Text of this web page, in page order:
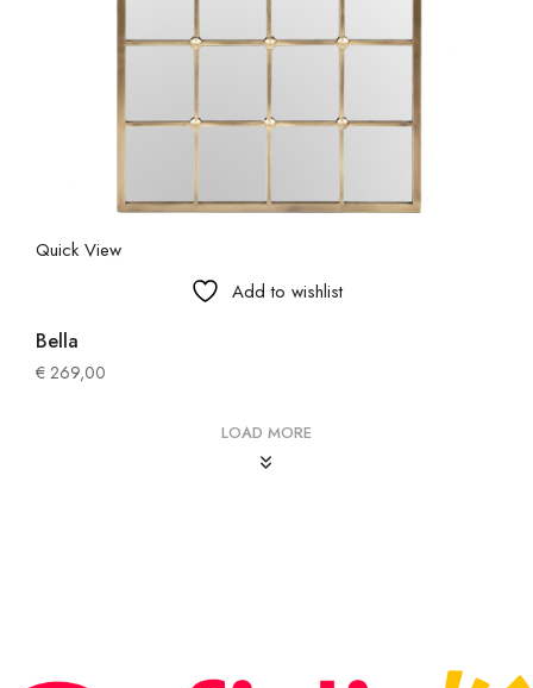
Quick View
Add to wishlist
Bella
€ 269,00
LOAD MORE